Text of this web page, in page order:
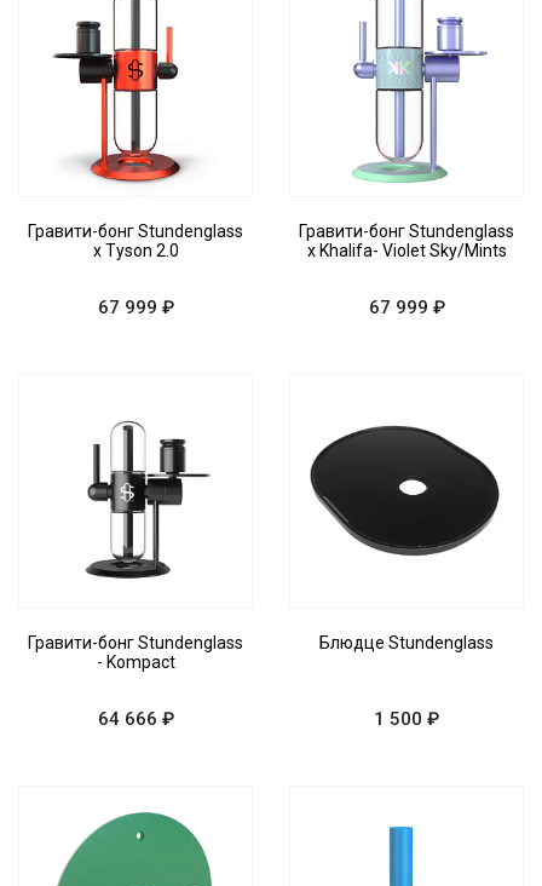
Гравити-бонг Stundenglass
x Tyson 2.0
67 999 ₽
Гравити-бонг Stundenglass
x Khalifa- Violet Sky/Mints
67 999 ₽
Гравити-бонг Stundenglass
- Kompact
64 666 ₽
Блюдце Stundenglass
1 500 ₽